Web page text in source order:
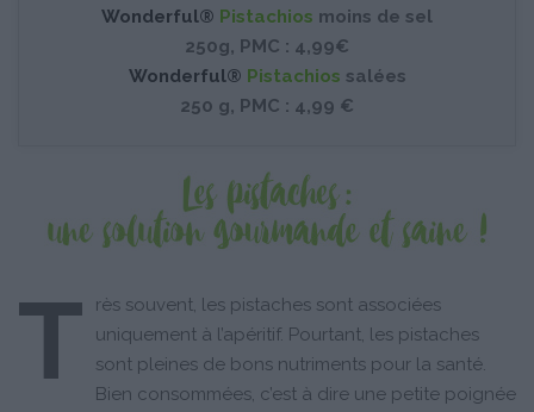
Wonderful® Pistachios moins de sel
250g, PMC : 4,99€
Wonderful® Pistachios salées
250 g, PMC : 4,99 €
T
rès souvent, les pistaches sont associées
uniquement à l’apéritif. Pourtant, les pistaches
sont pleines de bons nutriments pour la santé.
Bien consommées, c’est à dire une petite poignée